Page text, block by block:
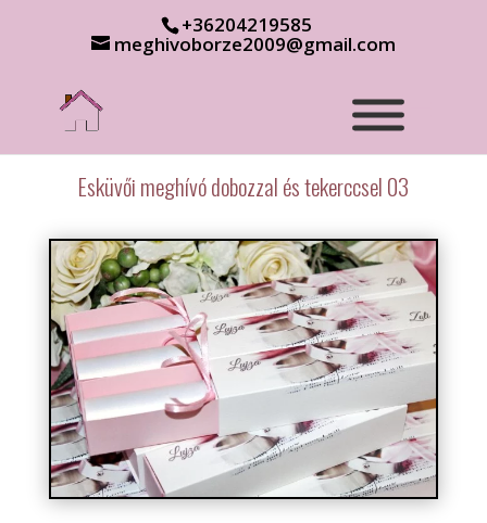
+36204219585
meghivoborze2009@gmail.com
Esküvői meghívó dobozzal és tekerccsel 03